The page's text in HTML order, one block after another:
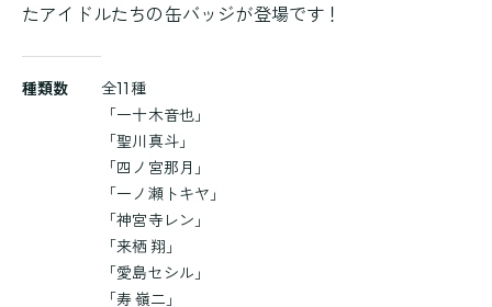
たアイドルたちの缶バッジが登場です！
品
種類数
全11種
「一十木音也」
「聖川真斗」
「四ノ宮那月」
「一ノ瀬トキヤ」
「神宮寺レン」
「来栖 翔」
「愛島セシル」
「寿 嶺二」